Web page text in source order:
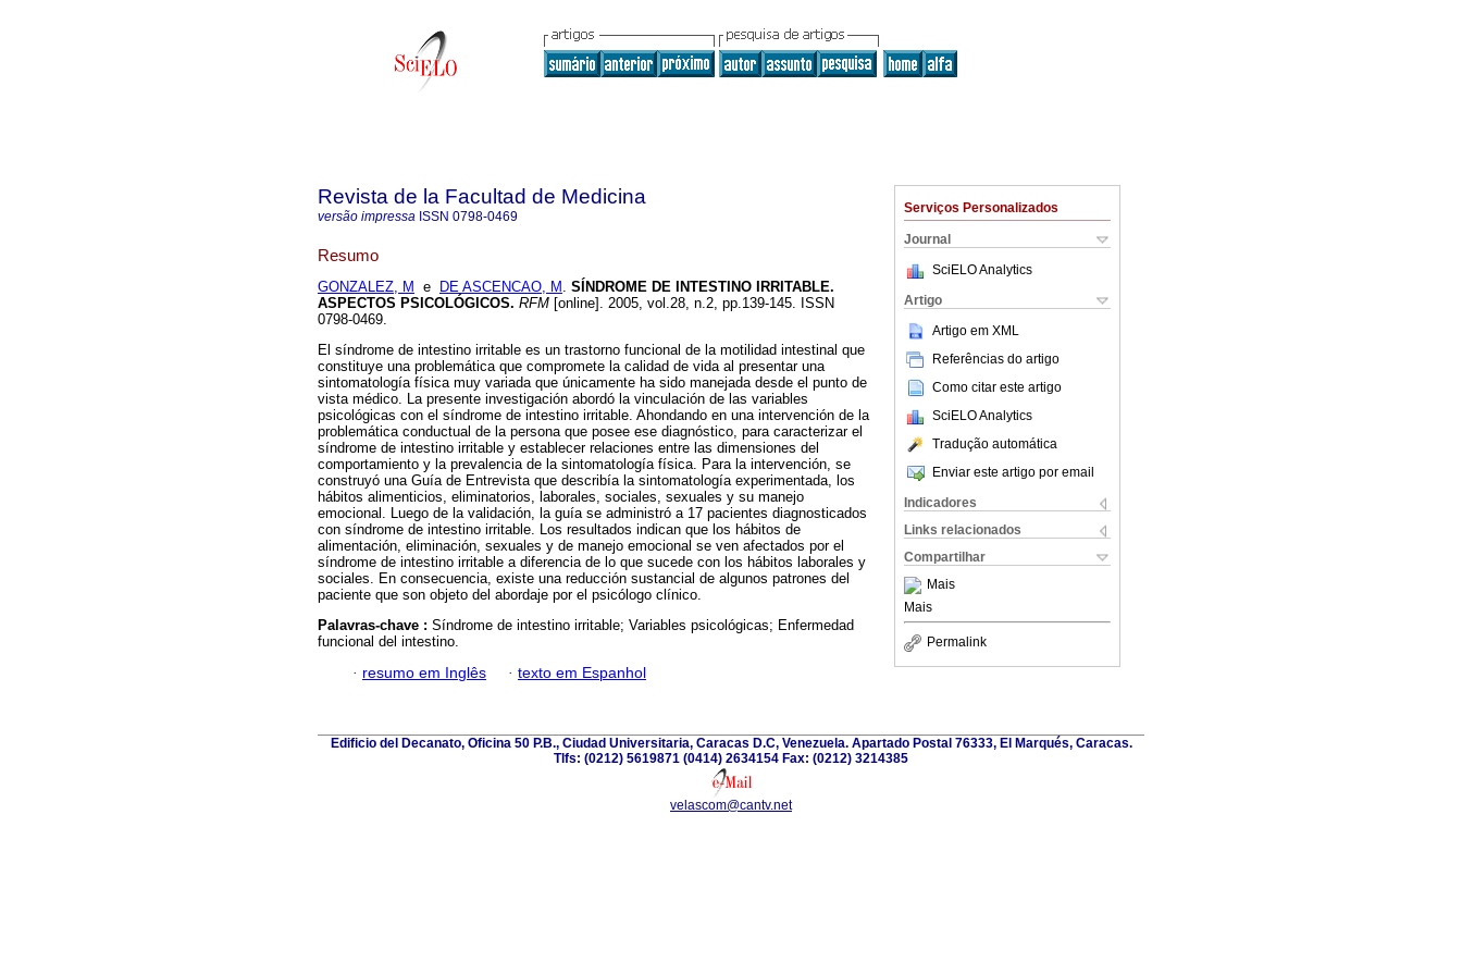
Serviços Personalizados
Journal
SciELO Analytics
Artigo
Artigo em XML
Referências do artigo
Como citar este artigo
SciELO Analytics
Tradução automática
Enviar este artigo por email
Indicadores
Links relacionados
Compartilhar
Mais
Mais
Permalink
Revista de la Facultad de Medicina
versão impressa ISSN 0798-0469
Resumo
GONZALEZ, M e DE ASCENCAO, M . SÍNDROME DE INTESTINO IRRITABLE.
ASPECTOS PSICOLÓGICOS. RFM [online]. 2005, vol.28, n.2, pp.139-145. ISSN
0798-0469.
El síndrome de intestino irritable es un trastorno funcional de la motilidad intestinal que
constituye una problemática que compromete la calidad de vida al presentar una
sintomatología física muy variada que únicamente ha sido manejada desde el punto de
vista médico. La presente investigación abordó la vinculación de las variables
psicológicas con el síndrome de intestino irritable. Ahondando en una intervención de la
problemática conductual de la persona que posee ese diagnóstico, para caracterizar el
síndrome de intestino irritable y establecer relaciones entre las dimensiones del
comportamiento y la prevalencia de la sintomatología física. Para la intervención, se
construyó una Guía de Entrevista que describía la sintomatología experimentada, los
hábitos alimenticios, eliminatorios, laborales, sociales, sexuales y su manejo
emocional. Luego de la validación, la guía se administró a 17 pacientes diagnosticados
con síndrome de intestino irritable. Los resultados indican que los hábitos de
alimentación, eliminación, sexuales y de manejo emocional se ven afectados por el
síndrome de intestino irritable a diferencia de lo que sucede con los hábitos laborales y
sociales. En consecuencia, existe una reducción sustancial de algunos patrones del
paciente que son objeto del abordaje por el psicólogo clínico.
Palavras-chave : Síndrome de intestino irritable; Variables psicológicas; Enfermedad
funcional del intestino.
· resumo em Inglês · texto em Espanhol
Edificio del Decanato, Oficina 50 P.B., Ciudad Universitaria, Caracas D.C, Venezuela. Apartado Postal 76333, El Marqués, Caracas.
Tlfs: (0212) 5619871 (0414) 2634154 Fax: (0212) 3214385
velascom@cantv.net